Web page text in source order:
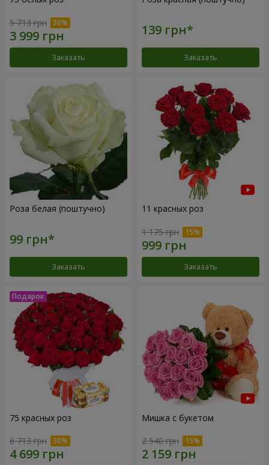
5 713 грн
Заказать Заказать
Роза белая (поштучно)
Заказать
11 красных роз
1 175 грн
Заказать
75 красных роз
6 713 грн
Мишка с букетом
2 540 грн